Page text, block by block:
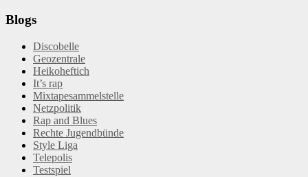
Blogs
Discobelle
Geozentrale
Heikoheftich
It’s rap
Mixtapesammelstelle
Netzpolitik
Rap and Blues
Rechte Jugendbünde
Style Liga
Telepolis
Testspiel